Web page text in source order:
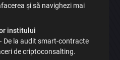
și să navighezi mai
institului
De la audit smart-contracte
de criptoconsalting.